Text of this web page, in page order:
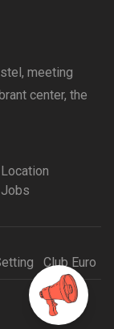
meeting
center, the
Location
Jobs
Club Euro